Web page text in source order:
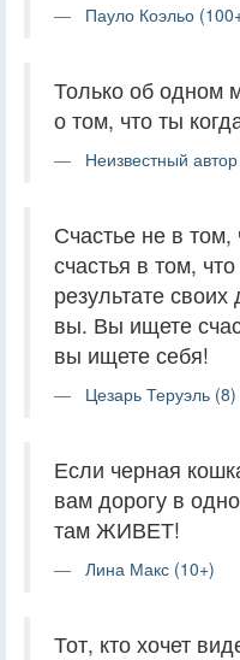
Пауло Коэльо
Только об одном
о том, что ты
Неизвестный
Счастье не в
счастья в том,
результате
вы. Вы ищете
вы ищете себя!
Цезарь Теруэль (8)
Если черная
вам дорогу в
там ЖИВЕТ!
Лина Макс (10+)
Тот, кто хочет